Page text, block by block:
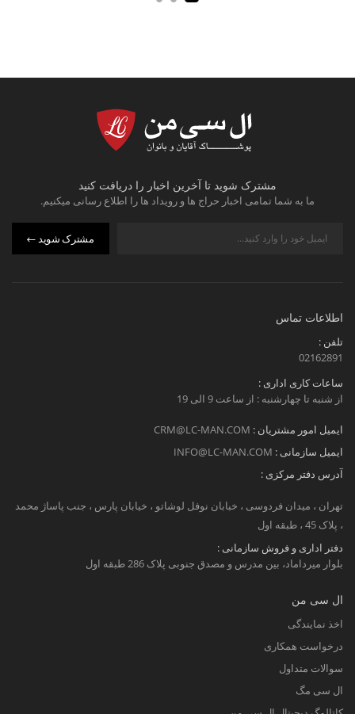
مشترک شوید تا آخرین اخبار را دریافت کنید
ما به شما تمامی اخبار حراج ها و رویداد ها را اطلاع رسانی میکنیم.
مشترک شوید
اطلاعات تماس
تلفن :
02162891
ساعات کاری اداری :
از شنبه تا چهارشنبه : از ساعت 9 الی 19
ایمیل امور مشتریان : CRM@LC-MAN.COM
ایمیل سازمانی : INFO@LC-MAN.COM
آدرس دفتر مرکزی :
تهران ، میدان فردوسی ، خبابان نوفل لوشاتو ، خیابان پارس ، جنب پاساژ محمد
، پلاک 45 ، طبقه اول
دفتر اداری و فروش سازمانی :
بلوار میرداماد، بین مدرس و مصدق جنوبی پلاک 286 طبقه اول
ال سی من
اخذ نمایندگی
درخواست همکاری
سوالات متداول
ال سی مگ